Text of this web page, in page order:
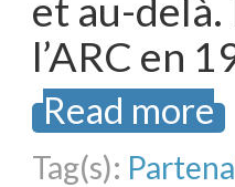
et au-delà.
l’ARC en
Read more
Tag(s):